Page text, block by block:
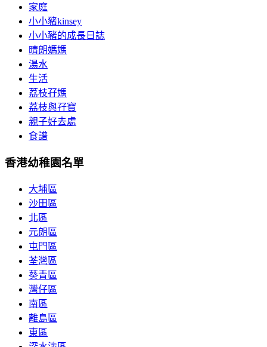
家庭
小小豬kinsey
小小豬的成長日誌
晴朗媽媽
湯水
生活
荔枝孖媽
荔枝與孖寶
親子好去處
食譜
香港幼稚園名單
大埔區
沙田區
北區
元朗區
屯門區
荃灣區
葵青區
灣仔區
南區
離島區
東區